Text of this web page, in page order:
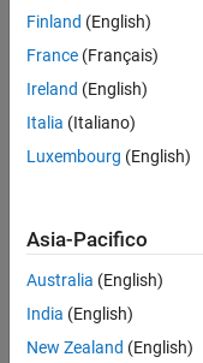
Finland (English)
France (Français)
Ireland (English)
Italia (Italiano)
Luxembourg (English)
Asia-Pacifico
Australia (English)
India (English)
New Zealand (English)
Antipirateria